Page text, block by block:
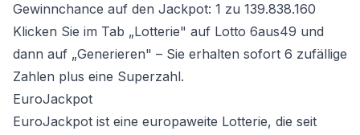
Gewinnchance auf den Jackpot: 1 zu 139.838.160
Klicken Sie im Tab „Lotterie" auf Lotto 6aus49 und
dann auf „Generieren" – Sie erhalten sofort 6 zufällige
Zahlen plus eine Superzahl.
EuroJackpot
EuroJackpot ist eine europaweite Lotterie, die seit